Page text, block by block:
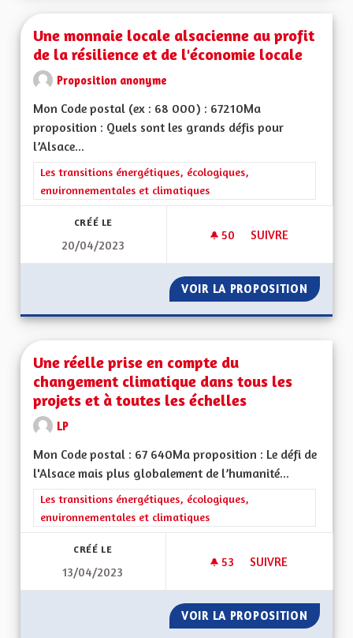
Une monnaie locale alsacienne au profit
de la résilience et de l'économie locale
Proposition anonyme
Mon Code postal (ex : 68 000) : 67210Ma
proposition : Quels sont les grands défis pour
l’Alsace...
Filtrer les résultats de la catégorie : Les transitions
Les transitions énergétiques, écologiques,
environnementales et climatiques
CRÉÉ LE
20/04/2023
50 50 ABONNÉS
SUIVRE
VOIR LA PROPOSITION UNE
Une réelle prise en compte du
changement climatique dans tous les
projets et à toutes les échelles
LP
Mon Code postal : 67 640Ma proposition : Le défi de
l'Alsace mais plus globalement de l’humanité...
Filtrer les résultats de la catégorie : Les transitions
Les transitions énergétiques, écologiques,
environnementales et climatiques
CRÉÉ LE
13/04/2023
53 53 ABONNÉS
SUIVRE
VOIR LA PROPOSITION UNE